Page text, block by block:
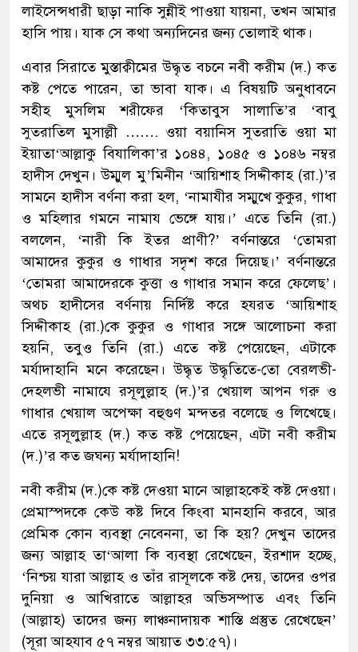
লাইসেন্সধারী ছাড়া নাকি সুন্নীই পাওয়া যায়না, তখন আমার
হাসি পায়। যাক সে কথা অন্যদিনের জন্য তোলাই থাক।
এবার সিরাতে মুস্তাক্বীমের উদ্ধৃত বচনে নবী করীম (দ.) কত
কষ্ট পেতে পারেন, তা ভাবা যাক। এ বিষয়টি অনুধাবনে
সহীহ মুসলিম শরীফের ‘কিতাবুস সালাতি’র ‘বাবু
সুতরাতিল মুসাল্লী ……. ওয়া বয়ানিস সুতরাতি ওয়া মা
ইয়াতা‘আল্লাকু বিযালিকা’র ১০৪৪, ১০৪৫ ও ১০৪৬ নম্বর
হাদীস দেখুন। উম্মুল মু’মিনীন ‘আয়িশাহ সিদ্দীকাহ (রা.)’র
সামনে হাদীস বর্ণনা করা হল, ‘নামাযীর সম্মুখে কুকুর, গাধা
ও মহিলার গমনে নামায ভেঙ্গে যায়।’ এতে তিনি (রা.)
বললেন, ‘নারী কি ইতর প্রাণী?’ বর্ণনান্তরে ‘তোমরা
আমাদের কুকুর ও গাধার সদৃশ করে দিয়েছ।’ বর্ণনান্তরে
‘তোমরা আমাদেরকে কুত্তা ও গাধার সমান করে ফেলেছ’।
অথচ হাদীসের বর্ণনায় নির্দিষ্ট করে হযরত ‘আয়িশাহ
সিদ্দীকাহ (রা.)কে কুকুর ও গাধার সঙ্গে আলোচনা করা
হয়নি, তবুও তিনি (রা.) এতে কষ্ট পেয়েছেন, এটাকে
মর্যাদাহানি মনে করেছেন। উদ্ধৃত উদ্ধৃতিতে-তো বেরলভী-
দেহলভী নামাযে রসূলুল্লাহ (দ.)’র খেয়াল আপন গরু ও
গাধার খেয়াল অপেক্ষা বহুগুণ মন্দতর বলেছে ও লিখেছে।
এতে রসূলুল্লাহ (দ.) কত কষ্ট পেয়েছেন, এটা নবী করীম
(দ.)’র কত জঘন্য মর্যাদাহানি!
নবী করীম (দ.)কে কষ্ট দেওয়া মানে আল্লাহকেই কষ্ট দেওয়া।
প্রেমাস্পদকে কেউ কষ্ট দিবে কিংবা মানহানি করবে, আর
প্রেমিক কোন ব্যবস্থা নেবেননা, তা কি হয়? দেখুন তাদের
জন্য আল্লাহ তা‘আলা কি ব্যবস্থা রেখেছেন, ইরশাদ হচ্ছে,
‘নিশ্চয় যারা আল্লাহ ও তাঁর রাসূলকে কষ্ট দেয়, তাদের ওপর
দুনিয়া ও আখিরাতে আল্লাহর অভিসম্পাত এবং তিনি
(আল্লাহ) তাদের জন্য লাঞ্চনাদায়ক শাস্তি প্রস্তুত রেখেছেন’
(সূরা আহযাব ৫৭ নম্বর আয়াত ৩৩:৫৭)।